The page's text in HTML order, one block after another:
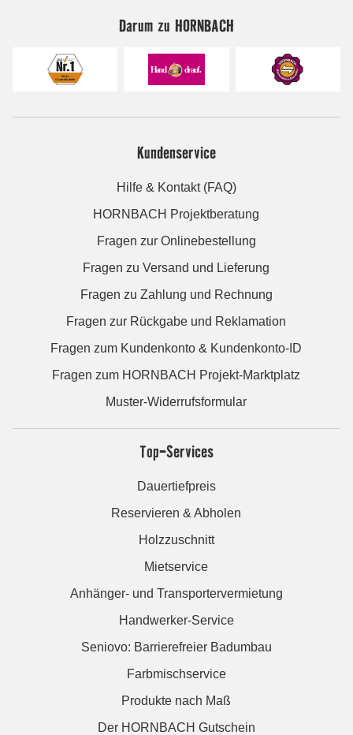
Darum zu HORNBACH
Kundenservice
Hilfe & Kontakt (FAQ)
HORNBACH Projektberatung
Fragen zur Onlinebestellung
Fragen zu Versand und Lieferung
Fragen zu Zahlung und Rechnung
Fragen zur Rückgabe und Reklamation
Fragen zum Kundenkonto & Kundenkonto-ID
Fragen zum HORNBACH Projekt-Marktplatz
Muster-Widerrufsformular
Top-Services
Dauertiefpreis
Reservieren & Abholen
Holzzuschnitt
Mietservice
Anhänger- und Transportervermietung
Handwerker-Service
Seniovo: Barrierefreier Badumbau
Farbmischservice
Produkte nach Maß
Der HORNBACH Gutschein